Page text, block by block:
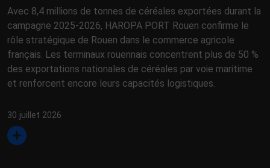
Avec 8,4 millions de tonnes de céréales exportées durant la
campagne 2025-2026, HAROPA PORT Rouen confirme le
rôle stratégique de Rouen dans le commerce agricole
français. Les terminaux rouennais concentrent plus de 50 %
des exportations nationales de céréales par voie maritime
et renforcent encore leurs capacités logistiques.
30 juillet 2026